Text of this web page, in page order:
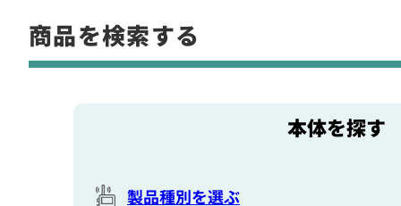
商品を検索する
本体を探す
製品種別を選ぶ